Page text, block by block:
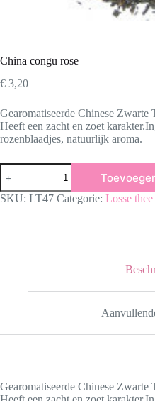
China congu rose
€ 3,20
Gearomatiseerde Chinese Zwarte
Heeft een zacht en zoet
rozenblaadjes, natuurlijk aroma.
China
congu
rose
aantal
SKU: LT47 Categorie: Losse thee
Gearomatiseerde Chinese Zwarte